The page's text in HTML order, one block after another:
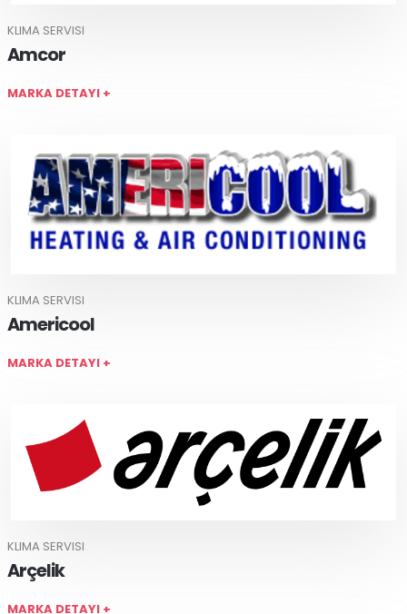
KLIMA SERVISI
Amcor
MARKA DETAYI +
KLIMA SERVISI
Americool
MARKA DETAYI +
KLIMA SERVISI
Arçelik
MARKA DETAYI +